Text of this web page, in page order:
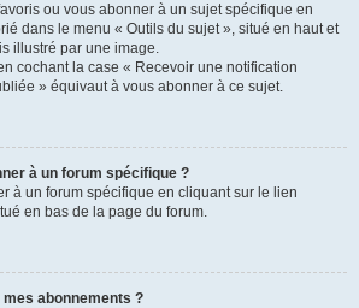
ou vous abonner à un sujet spécifique en
dans le menu « Outils du sujet », situé en haut et
illustré par une image.
cochant la case « Recevoir une notification
» équivaut à vous abonner à ce sujet.
à un forum spécifique ?
à un forum spécifique en cliquant sur le lien
en bas de la page du forum.
abonnements ?